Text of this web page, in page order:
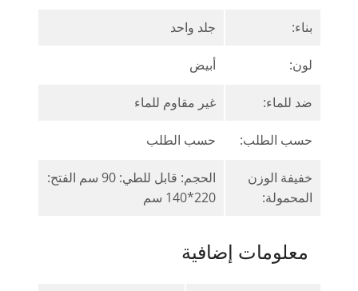
بناء: جلد واحد
لون: أبيض
ضد للماء: غير مقاوم للماء
حسب الطلب: حسب الطلب
خفيفة الوزن
المحمولة:
الحجم: قابل للطي: 90 سم الفتح:
220*140 سم
معلومات إضافية